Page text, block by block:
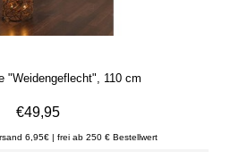
"Weidengeflecht", 110 cm
€49,95
6,95€ | frei ab 250 € Bestellwert